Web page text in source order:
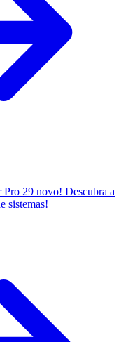
Pro 29 novo! Descubra a
sistemas!